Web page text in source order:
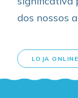
dos nossos
LOJA ONLINE